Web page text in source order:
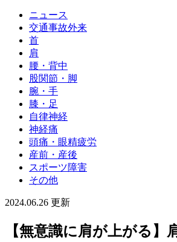
ニュース
交通事故外来
首
肩
腰・背中
股関節・脚
腕・手
膝・足
自律神経
神経痛
頭痛・眼精疲労
産前・産後
スポーツ障害
その他
2024.06.26 更新
【無意識に肩が上がる】